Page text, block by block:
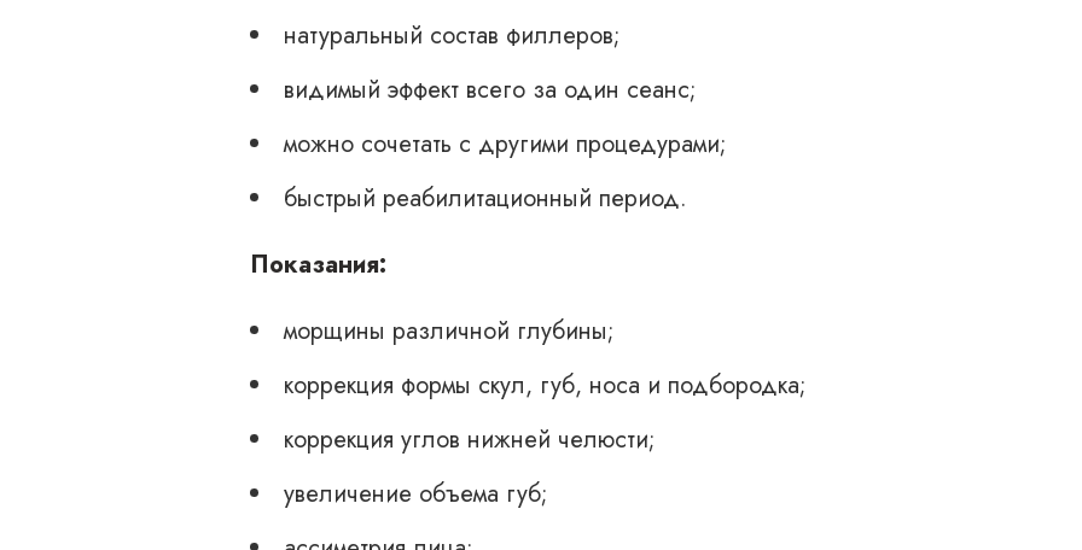
натуральный состав филлеров;
видимый эффект всего за один сеанс;
можно сочетать с другими процедурами;
быстрый реабилитационный период.
Показания:
морщины различной глубины;
коррекция формы скул, губ, носа и подбородка;
коррекция углов нижней челюсти;
увеличение объема губ;